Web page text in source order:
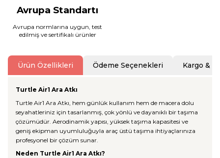
Avrupa Standartı
Avrupa normlarına uygun, test
edilmiş ve sertifikalı ürünler
Ürün Özellikleri Ödeme Seçenekleri Kargo &
Turtle Air1 Ara Atkı
Turtle Air1 Ara Atkı, hem günlük kullanım hem de macera dolu
seyahatleriniz için tasarlanmış, çok yönlü ve dayanıklı bir taşıma
çözümüdür. Aerodinamik yapısı, yüksek taşıma kapasitesi ve
geniş ekipman uyumluluğuyla araç üstü taşıma ihtiyaçlarınıza
profesyonel bir çözüm sunar.
Neden Turtle Air1 Ara Atkı?